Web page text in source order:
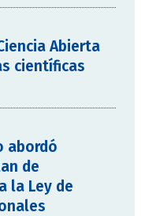
Abierta
científicas
abordó
de
la Ley de